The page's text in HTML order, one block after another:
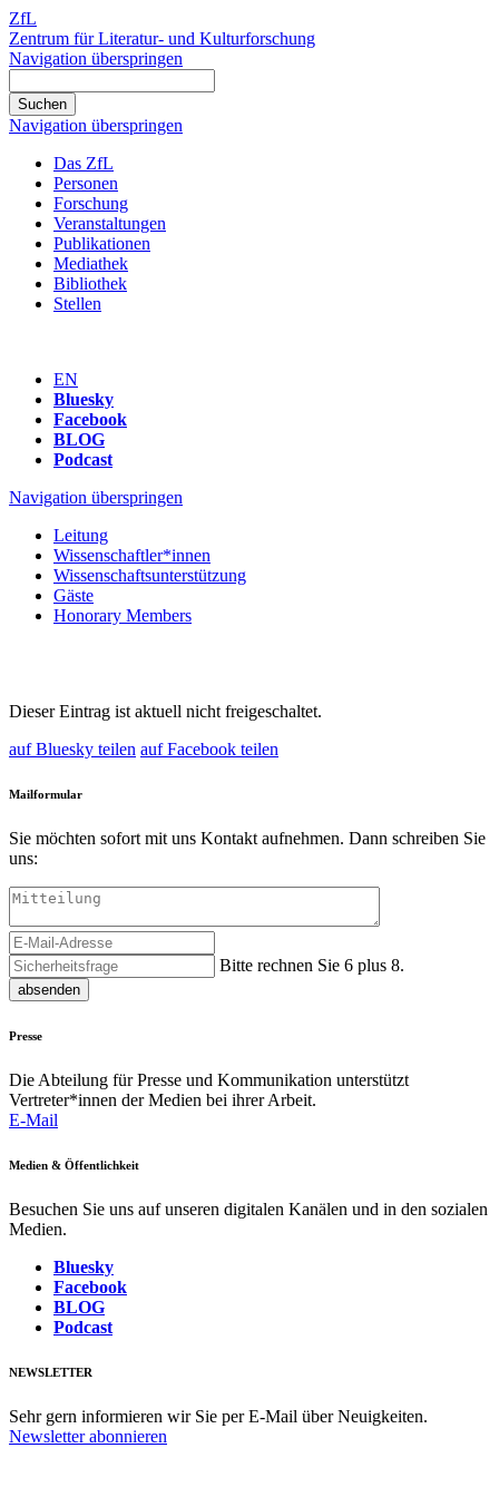
ZfL
Zentrum für Literatur- und Kulturforschung
Navigation überspringen
Navigation überspringen
Das ZfL
Personen
Forschung
Veranstaltungen
Publikationen
Mediathek
Bibliothek
Stellen
EN
Bluesky
Facebook
BLOG
Podcast
Navigation überspringen
Leitung
Wissenschaftler*innen
Wissenschaftsunterstützung
Gäste
Honorary Members
Dieser Eintrag ist aktuell nicht freigeschaltet.
auf Bluesky teilen auf Facebook teilen
Mailformular
Sie möchten sofort mit uns Kontakt aufnehmen. Dann schreiben Sie
uns:
Bitte rechnen Sie 6 plus 8.
absenden
Presse
Die Abteilung für Presse und Kommunikation unterstützt
Vertreter*innen der Medien bei ihrer Arbeit.
E-Mail
Medien & Öffentlichkeit
Besuchen Sie uns auf unseren digitalen Kanälen und in den sozialen
Medien.
Bluesky
Facebook
BLOG
Podcast
NEWSLETTER
Sehr gern informieren wir Sie per E-Mail über Neuigkeiten.
Newsletter abonnieren